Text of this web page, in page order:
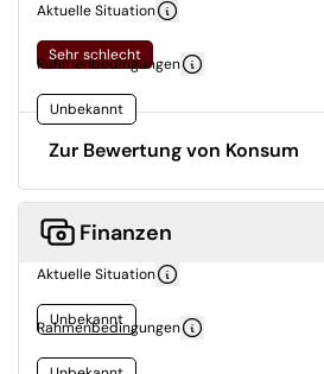
Aktuelle Situation
Sehr schlecht
Rahmenbedingungen
Unbekannt
Zur Bewertung von Konsum
Finanzen
Aktuelle Situation
Unbekannt
Rahmenbedingungen